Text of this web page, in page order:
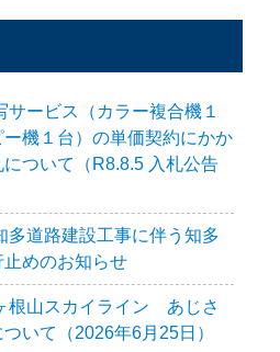
サービス（カラー複合機１
機１台）の単価契約にかか
ついて（R8.8.5 入札公告
多道路建設工事に伴う知多
めのお知らせ
根山スカイライン あじさ
いて（2026年6月25日）